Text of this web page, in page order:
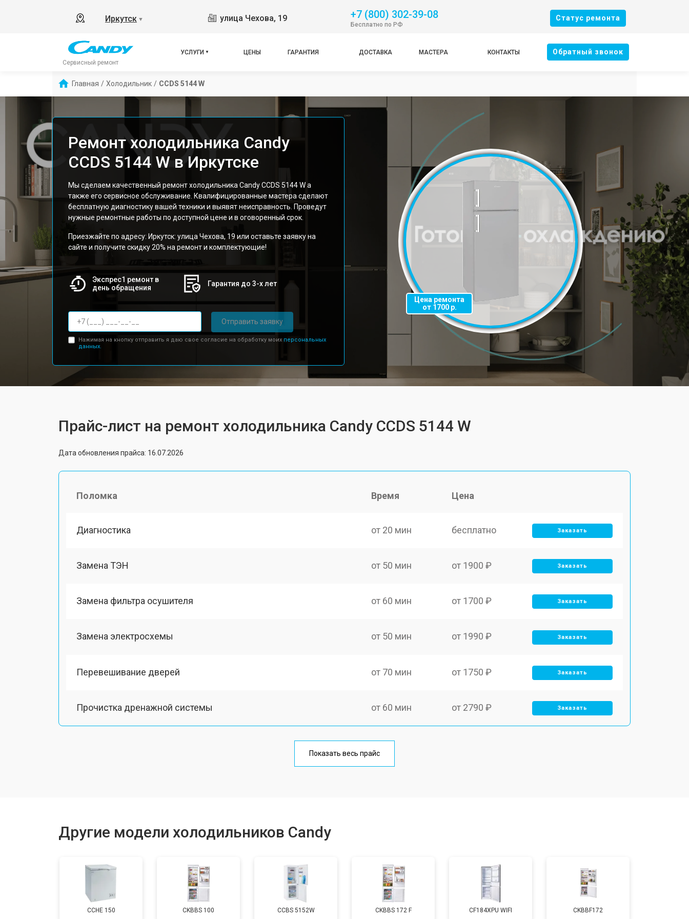
Иркутск ▼ улица Чехова, 19 +7 (800) 302-39-08
Бесплатно по РФ
Cтатус ремонта
Сервисный ремонт
УСЛУГИ ЦЕНЫ ГАРАНТИЯ ДОСТАВКА МАСТЕРА КОНТАКТЫ Oбратный звонок
Главная / Холодильник / CCDS 5144 W
Ремонт холодильника Candy
CCDS 5144 W в Иркутске
Мы сделаем качественный ремонт холодильника Candy CCDS 5144 W а
также его сервисное обслуживание. Квалифицированные мастера сделают
бесплатную диагностику вашей техники и выявят неисправность. Проведут
нужные ремонтные работы по доступной цене и в оговоренный срок.
Приезжайте по адресу: Иркутск: улица Чехова, 19 или оставьте заявку на
сайте и получите скидку 20% на ремонт и комплектующие!
Экспрес1 ремонт в
день обращения
Гарантия до 3-х лет
Отправить заявку
Нажимая на кнопку отправить я даю свое согласие на обработку моих персональных
данных.
Цена ремонта
от 1700 р.
Прайс-лист на ремонт холодильника Candy CCDS 5144 W
Дата обновления прайса: 16.07.2026
Поломка Время Цена
Диагностика от 20 мин бесплатно Заказать
Замена ТЭН от 50 мин от 1900 ₽ Заказать
Замена фильтра осушителя от 60 мин от 1700 ₽ Заказать
Замена электросхемы от 50 мин от 1990 ₽ Заказать
Перевешивание дверей от 70 мин от 1750 ₽ Заказать
Прочистка дренажной системы от 60 мин от 2790 ₽ Заказать
от 60 мин
от 70 мин от 1810 ₽ Заказать
Показать весь прайс
Другие модели холодильников Candy
CCHE 150 CKBBS 100 CCBS 5152W CKBBS 172 F CF184XPU WIFI CKBBF172